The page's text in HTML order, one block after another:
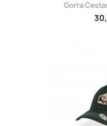
Gorra